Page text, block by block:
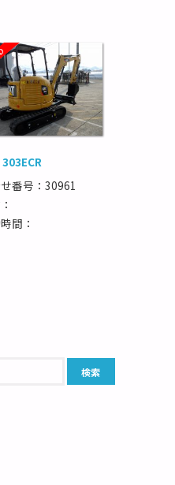
番号：30961
間：